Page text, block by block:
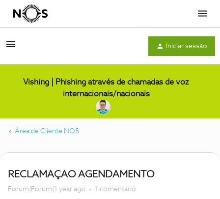
Menu
Iniciar sessão
Vishing | Phishing através de chamadas de voz
internacionais/nacionais
Área de Cliente NOS
RECLAMAÇAO AGENDAMENTO
Forum|Forum|1 year ago 1 comentário